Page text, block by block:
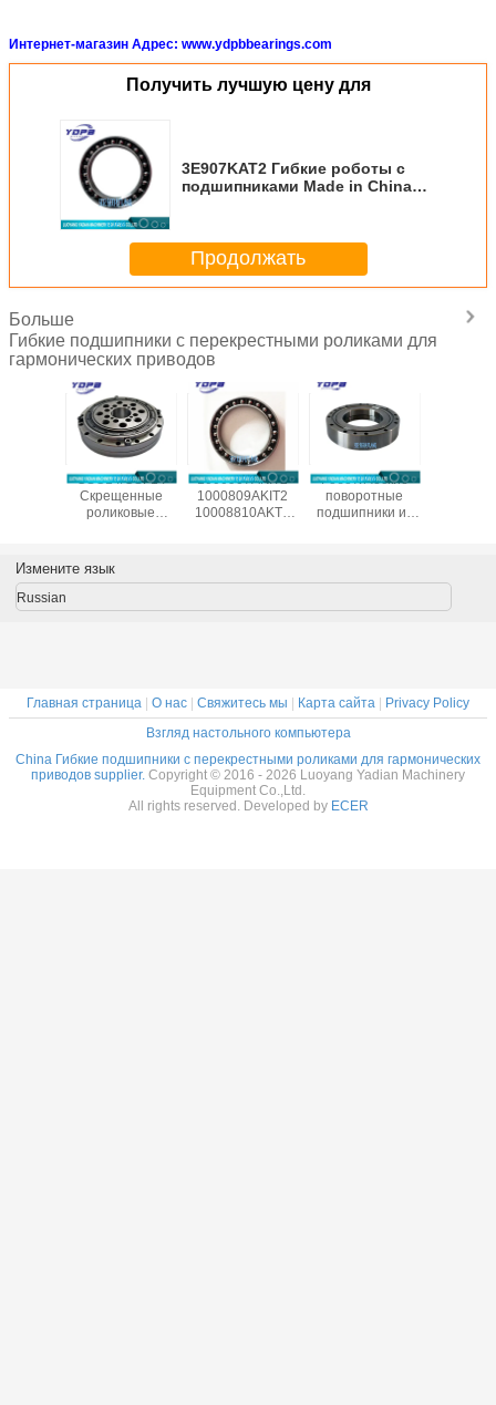
Интернет-магазин Адрес: www.ydpbbearings.com
Получить лучшую цену для
3E907KAT2 Гибкие роботы с
подшипниками Made in China
Продолжать
Больше
Гибкие подшипники с перекрестными роликами для
гармонических приводов
Drive,
CSG14/CSF14
Скрещенные
роликовые
привода
редуктора
промышленных
1000907AKIT2
1000809AKIT2
10008810AKT2
гармонического
тонкосекционные
Роботические
поворотные
подшипники из
Измените язык
Russian
Главная страница | О нас | Свяжитесь мы | Карта сайта | Privacy Policy
Взгляд настольного компьютера
China Гибкие подшипники с перекрестными роликами для гармонических
приводов supplier. Copyright © 2016 - 2026 Luoyang Yadian Machinery
Equipment Co.,Ltd.
All rights reserved. Developed by ECER